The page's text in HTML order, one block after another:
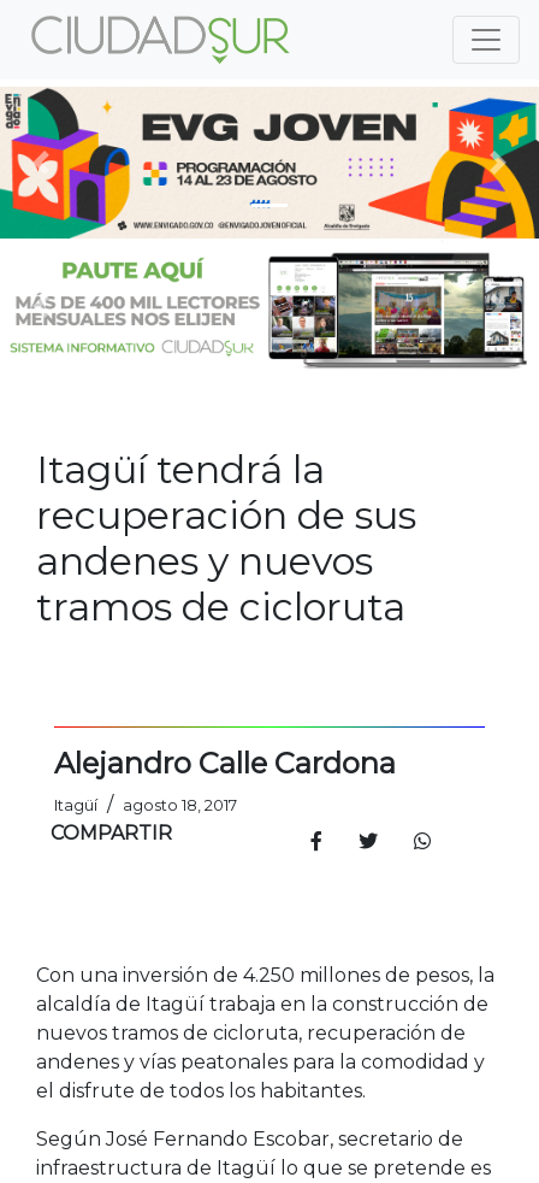
Previous
Previous
Itagüí tendrá la
recuperación de sus
andenes y nuevos
tramos de cicloruta
Alejandro Calle Cardona
Itagüí / agosto 18, 2017
COMPARTIR
Con una inversión de 4.250 millones de pesos, la
alcaldía de Itagüí trabaja en la construcción de
nuevos tramos de cicloruta, recuperación de
andenes y vías peatonales para la comodidad y
el disfrute de todos los habitantes.
Según José Fernando Escobar, secretario de
infraestructura de Itagüí lo que se pretende es